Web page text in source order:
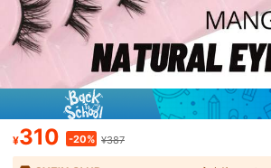
¥310 -20% ¥387